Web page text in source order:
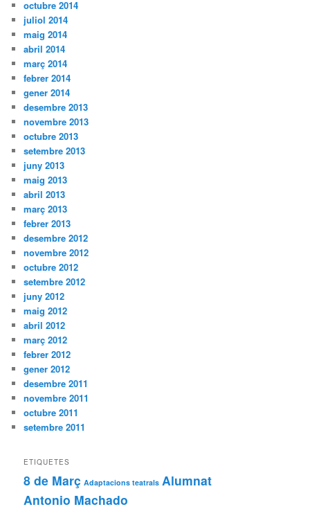
octubre 2014
juliol 2014
maig 2014
abril 2014
març 2014
febrer 2014
gener 2014
desembre 2013
novembre 2013
octubre 2013
setembre 2013
juny 2013
maig 2013
abril 2013
març 2013
febrer 2013
desembre 2012
novembre 2012
octubre 2012
setembre 2012
juny 2012
maig 2012
abril 2012
març 2012
febrer 2012
gener 2012
desembre 2011
novembre 2011
octubre 2011
setembre 2011
ETIQUETES
8 de Març Adaptacions teatrals Alumnat
Antonio Machado